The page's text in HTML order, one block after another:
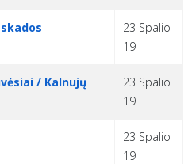
23 Spalio
19
/ Kalnujų
23 Spalio
19
23 Spalio
19